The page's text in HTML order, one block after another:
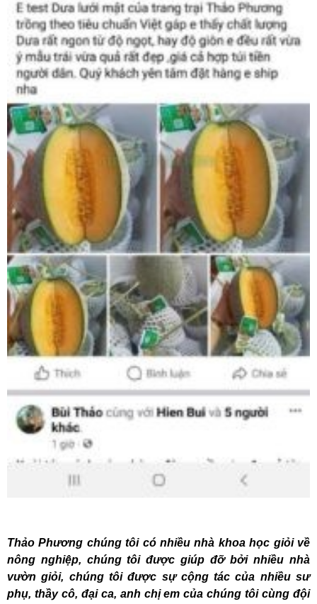
Thảo Phương chúng tôi có nhiều nhà khoa học giỏi về
nông nghiệp, chúng tôi được giúp đỡ bởi nhiều nhà
vườn giỏi, chúng tôi được sự cộng tác của nhiều sư
phụ, thầy cô, đại ca, anh chị em của chúng tôi cùng đội